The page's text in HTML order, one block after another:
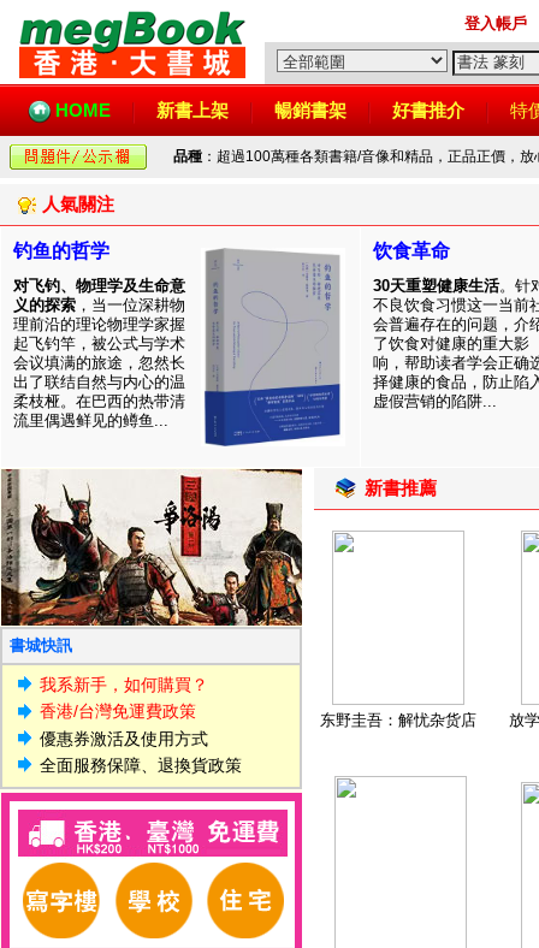
登入帳戶
HOME 新書上架 暢銷書架 好書推介 特
品種 ：超過100萬種各類書籍/音像和精品，正品正價，
人氣關注
钓鱼的哲学
对飞钓、物理学及生命意
义的探索 ，当一位深耕物
理前沿的理论物理学家握
起飞钓竿，被公式与学术
会议填满的旅途，忽然长
出了联结自然与内心的温
柔枝桠。在巴西的热带清
流里偶遇鲜见的鳟鱼...
饮食革命
30天重塑健康生活。针
不良饮食习惯这一当前
会普遍存在的问题，介
了饮食对健康的重大影
响，帮助读者学会正确
择健康的食品，防止陷
虚假营销的陷阱...
書城快訊
我系新手，如何購買？
香港/台灣免運費政策
優惠券激活及使用方式
全面服務保障、退換貨政策
新書推薦
东野圭吾：解忧杂货店 放